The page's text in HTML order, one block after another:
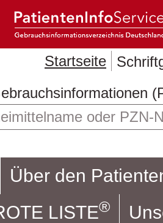
Über den
LISTE®
Startseite